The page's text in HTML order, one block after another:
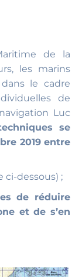
de la
les marins
le cadre
de
Luc
se
2019 entre
ci-dessous) ;
de réduire
et de s’en